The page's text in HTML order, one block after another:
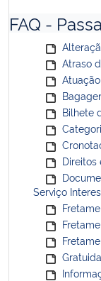
FAQ -
Atraso
Bilhete
Direitos
Serviço